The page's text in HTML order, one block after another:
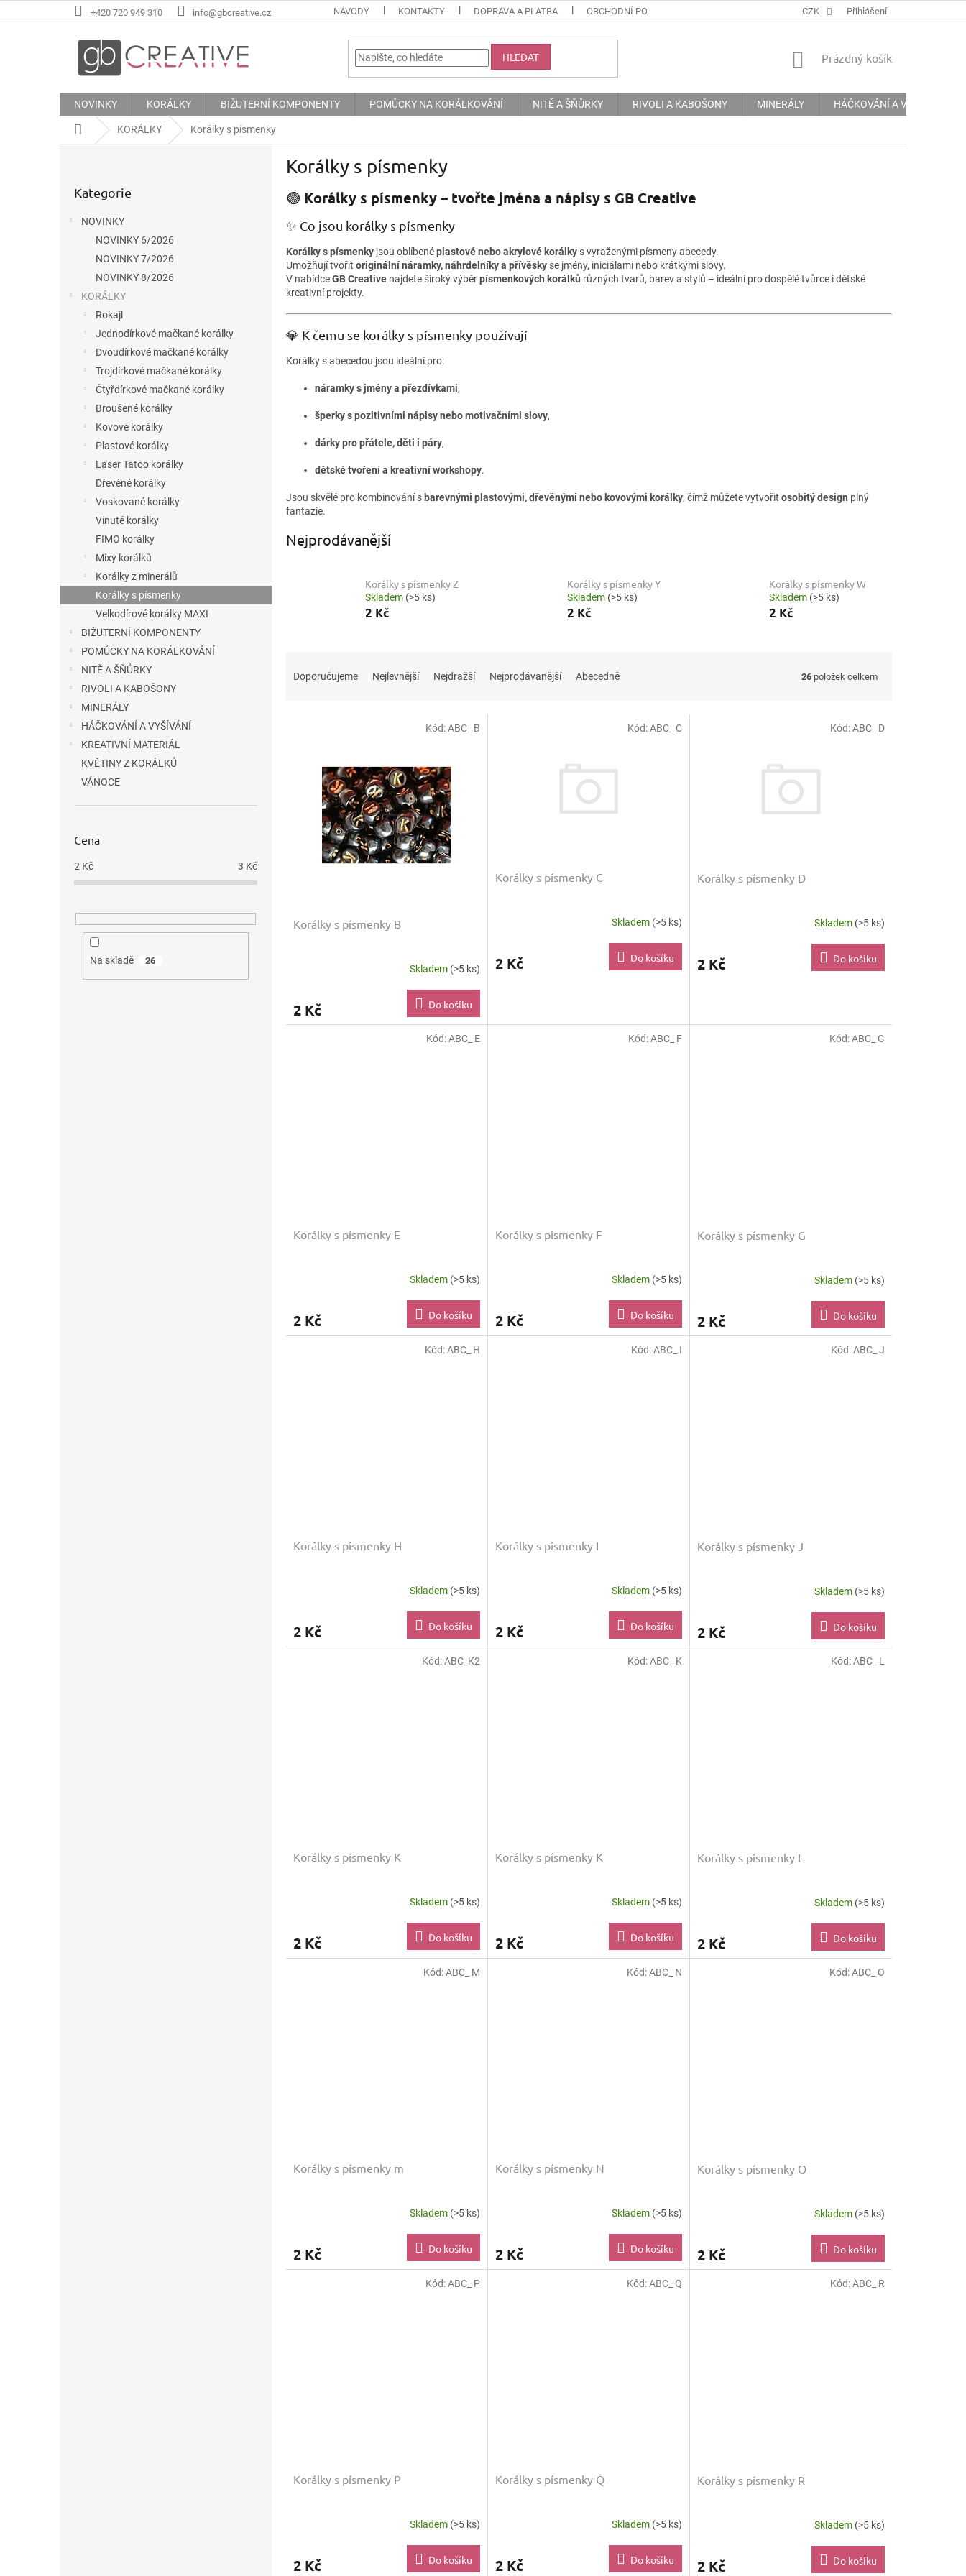
na
+420 720 949 310 info@gbcreative.cz NÁVODY KONTAKTY DOPRAVA A PLATBA OBCHODNÍ PODMÍNKY PODMÍNKY OCHRANY OSOBNÍCH ÚDAJŮ
CZK Přihlášení
HLEDAT
NÁKUPNÍ
Prázdný košík
NOVINKY KORÁLKY BIŽUTERNÍ KOMPONENTY POMŮCKY NA KORÁLKOVÁNÍ NITĚ A ŠŇŮRKY RIVOLI A KABOŠONY MINERÁLY HÁČKOVÁNÍ A VYŠÍVÁNÍ
Domů KORÁLKY Korálky s písmenky
kategorie
Kategorie
NOVINKY
NOVINKY 6/2026
NOVINKY 7/2026
NOVINKY 8/2026
KORÁLKY
Rokajl
Jednodírkové mačkané korálky
Dvoudírkové mačkané korálky
Trojdírkové mačkané korálky
Čtyřdírkové mačkané korálky
Broušené korálky
Kovové korálky
Plastové korálky
Laser Tatoo korálky
Dřevěné korálky
Voskované korálky
Vinuté korálky
FIMO korálky
Mixy korálků
Korálky z minerálů
Korálky s písmenky
Velkodírové korálky MAXI
BIŽUTERNÍ KOMPONENTY
POMŮCKY NA KORÁLKOVÁNÍ
NITĚ A ŠŇŮRKY
RIVOLI A KABOŠONY
MINERÁLY
HÁČKOVÁNÍ A VYŠÍVÁNÍ
KREATIVNÍ MATERIÁL
KVĚTINY Z KORÁLKŮ
VÁNOCE
Cena
2 Kč 3 Kč
Na skladě 26
Korálky s písmenky
🟢 Korálky s písmenky – tvořte jména a nápisy s GB Creative
✨ Co jsou korálky s písmenky
Korálky s písmenky jsou oblíbenéplastové nebo akrylové korálky s vyraženými písmeny abecedy.
Umožňují tvořit originální náramky, náhrdelníky a přívěsky se jmény, iniciálami nebo krátkými slovy.
V nabídceGB Creative najdete široký výběrpísmenkových korálků různých tvarů, barev a stylů – ideální pro dospělé tvůrce i dětské
kreativní projekty.
💎 K čemu se korálky s písmenky používají
Korálky s abecedou jsou ideální pro:
náramky s jmény a přezdívkami,
šperky s pozitivními nápisy nebo motivačními slovy,
dárky pro přátele, děti i páry,
dětské tvoření a kreativní workshopy.
Jsou skvělé pro kombinování s barevnými plastovými, dřevěnými nebo kovovými korálky, čímž můžete vytvořit osobitý design plný
fantazie.
Nejprodávanější
Korálky s písmenky Z
Skladem (>5 ks)
2 Kč
Korálky s písmenky Y
Skladem (>5 ks)
2 Kč
Korálky s písmenky W
Skladem (>5 ks)
2 Kč
Doporučujeme Nejlevnější Nejdražší Nejprodávanější Abecedně 26 položek celkem
Korálky s písmenky B
Skladem (>5 ks)
2 Kč Do košíku
Kód:ABC_ B
Korálky s písmenky C
Skladem (>5 ks)
2 Kč Do košíku
Kód:ABC_ C
Korálky s písmenky D
Skladem (>5 ks)
2 Kč Do košíku
Kód:ABC_ D
Korálky s písmenky E
Skladem (>5 ks)
2 Kč Do košíku
Kód:ABC_ E
Korálky s písmenky F
Skladem (>5 ks)
2 Kč Do košíku
Kód:ABC_ F
Korálky s písmenky G
Skladem (>5 ks)
2 Kč Do košíku
Kód:ABC_ G
Korálky s písmenky H
Skladem (>5 ks)
2 Kč Do košíku
Kód:ABC_ H
Korálky s písmenky I
Skladem (>5 ks)
2 Kč Do košíku
Kód:ABC_ I
Korálky s písmenky J
Skladem (>5 ks)
2 Kč Do košíku
Kód:ABC_ J
Korálky s písmenky K
Skladem (>5 ks)
2 Kč Do košíku
Kód:ABC_K2
Korálky s písmenky K
Skladem (>5 ks)
2 Kč Do košíku
Kód:ABC_ K
Korálky s písmenky L
Skladem (>5 ks)
2 Kč Do košíku
Kód:ABC_ L
Korálky s písmenky m
Skladem (>5 ks)
2 Kč Do košíku
Kód:ABC_ M
Korálky s písmenky N
Skladem (>5 ks)
2 Kč Do košíku
Kód:ABC_ N
Korálky s písmenky O
Skladem (>5 ks)
2 Kč Do košíku
Kód:ABC_ O
Korálky s písmenky P
Skladem (>5 ks)
2 Kč Do košíku
Kód:ABC_ P
Korálky s písmenky Q
Skladem (>5 ks)
2 Kč Do košíku
Kód:ABC_ Q
Korálky s písmenky R
Skladem (>5 ks)
2 Kč Do košíku
Kód:ABC_ R